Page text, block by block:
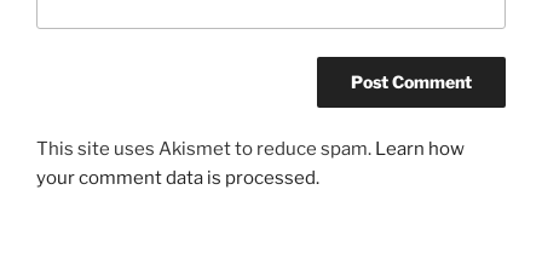
This site uses Akismet to reduce spam. Learn how
your comment data is processed.